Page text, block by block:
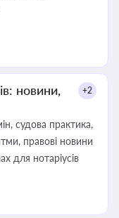
новини,
+2
судова практика,
правові новини
для нотаріусів